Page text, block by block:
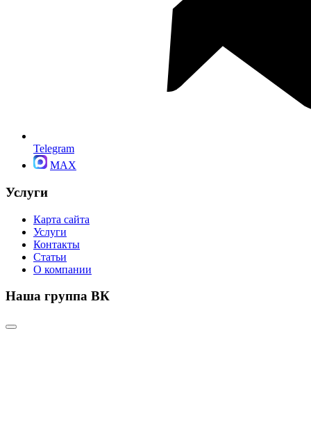
Telegram
MAX
Услуги
Карта сайта
Услуги
Контакты
Статьи
О компании
Наша группа ВК